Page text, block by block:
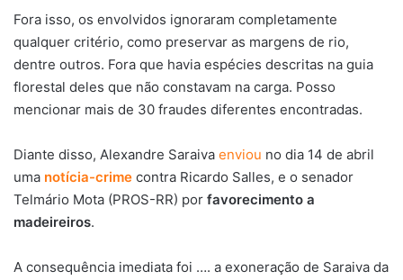
Fora isso, os envolvidos ignoraram completamente
qualquer critério, como preservar as margens de rio,
dentre outros. Fora que havia espécies descritas na guia
florestal deles que não constavam na carga. Posso
mencionar mais de 30 fraudes diferentes encontradas.
Diante disso, Alexandre Saraiva enviou no dia 14 de abril
uma notícia-crime contra Ricardo Salles, e o senador
Telmário Mota (PROS-RR) por favorecimento a
madeireiros.
A consequência imediata foi …. a exoneração de Saraiva da